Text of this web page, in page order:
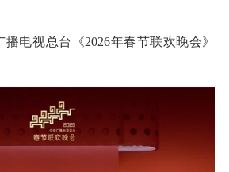
视总台《2026年春节联欢晚会》